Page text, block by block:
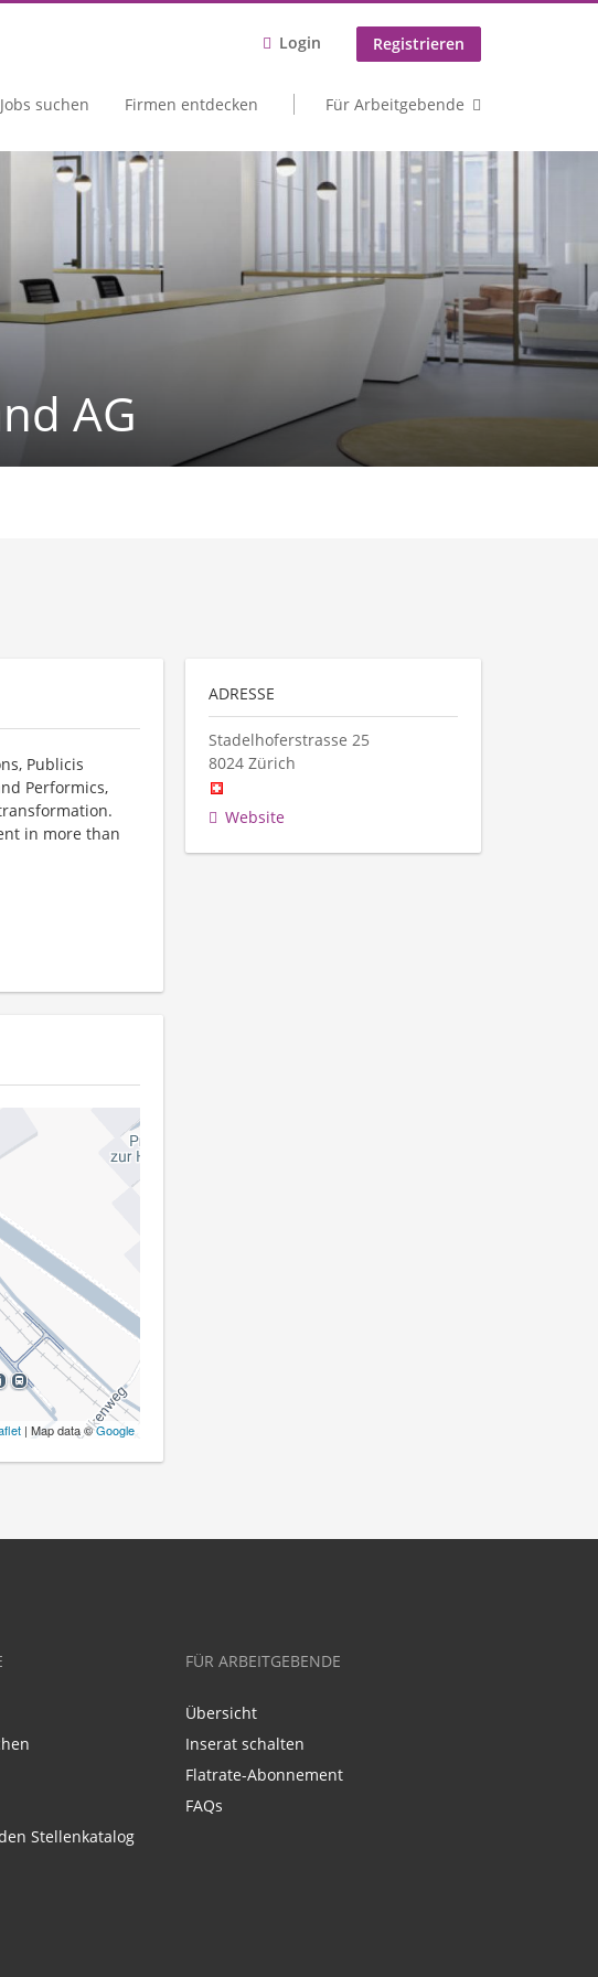
Login Registrieren
Jobs suchen Firmen entdecken Für Arbeitgebende
AG
Publicis
Performics,
in more than
| Map data ©Google
ADRESSE
Stadelhoferstrasse 25
8024 Zürich
Website
Stellenkatalog
FÜR ARBEITGEBENDE
Übersicht
Inserat schalten
Flatrate-Abonnement
FAQs